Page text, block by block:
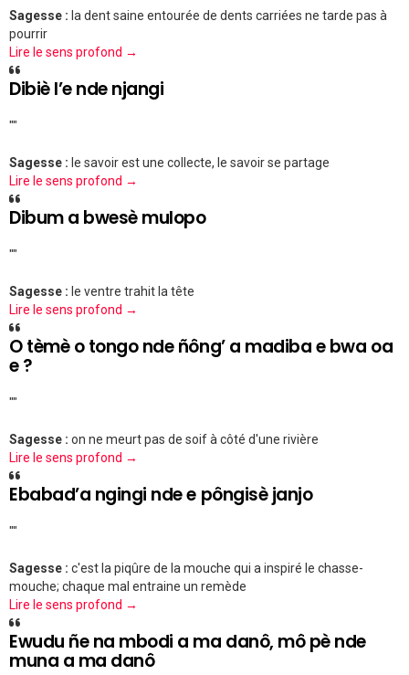
Sagesse : la dent saine entourée de dents carriées ne tarde pas à
pourrir
Lire le sens profond →
Dibiè l’e nde njangi
""
Sagesse : le savoir est une collecte, le savoir se partage
Lire le sens profond →
Dibum a bwesè mulopo
""
Sagesse : le ventre trahit la tête
Lire le sens profond →
O tèmè o tongo nde ñông’ a madiba e bwa oa
e ?
""
Sagesse : on ne meurt pas de soif à côté d'une rivière
Lire le sens profond →
Ebabad’a ngingi nde e pôngisè janjo
""
Sagesse : c'est la piqûre de la mouche qui a inspiré le chasse-
mouche; chaque mal entraine un remède
Lire le sens profond →
Ewudu ñe na mbodi a ma danô, mô pè nde
muna a ma danô